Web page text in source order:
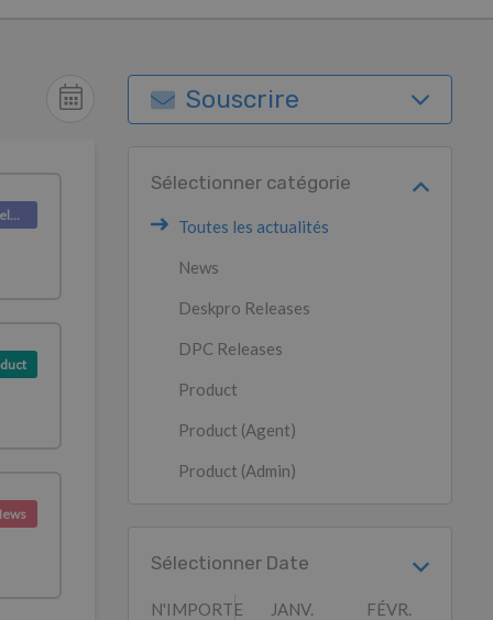
Deskpro Releases
Souscrire
Sélectionner catégorie
Toutes les actualités
News
Deskpro Releases
DPC Releases
Product
Product (Agent)
Product (Admin)
Sélectionner Date
N'IMPORTE
JANV.
FÉVR.